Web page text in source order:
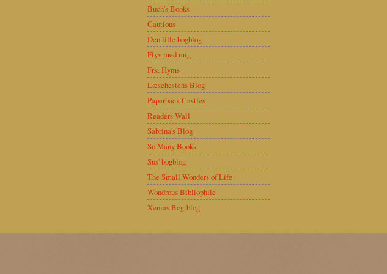
Buch's Books
Cautious
Den lille bogblog
Flyv med mig
Frk. Hyms
Læsehestens Blog
Paperback Castles
Readers Wall
Sabrina's Blog
So Many Books
Sus' bogblog
The Small Wonders of Life
Wondrous Bibliophile
Xenias Bog-blog